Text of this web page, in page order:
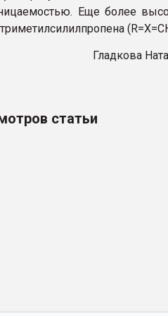
Еще более
Гладкова
статьи